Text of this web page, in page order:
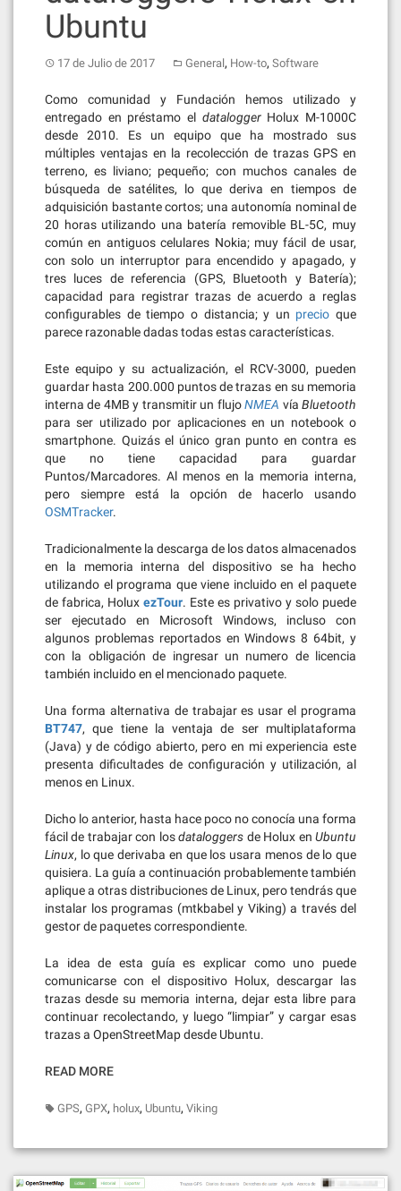
Ubuntu
17 de Julio de 2017 General, How-to, Software
Como comunidad y Fundación hemos utilizado y
entregado en préstamo el dataloggerHolux M-1000C
desde 2010. Es un equipo que ha mostrado sus
múltiples ventajas en la recolección de trazas GPS en
terreno, es liviano; pequeño; con muchos canales de
búsqueda de satélites, lo que deriva en tiempos de
adquisición bastante cortos; una autonomía nominal de
20 horas utilizando una batería removible BL-5C, muy
común en antiguos celulares Nokia; muy fácil de usar,
con solo un interruptor para encendido y apagado, y
tres luces de referencia (GPS, Bluetooth y Batería);
capacidad para registrar trazas de acuerdo a reglas
configurables de tiempo o distancia; y un precio que
parece razonable dadas todas estas características.
Este equipo y su actualización, el RCV-3000, pueden
guardar hasta 200.000 puntos de trazas en su memoria
interna de 4MB y transmitir un flujoNMEA víaBluetooth
para ser utilizado por aplicaciones en un notebook o
smartphone. Quizás el único gran punto en contra es
que no tiene capacidad para guardar
Puntos/Marcadores. Al menos en la memoria interna,
pero siempre está la opción de hacerlo usando
OSMTracker.
Tradicionalmente la descarga de los datos almacenados
en la memoria interna del dispositivo se ha hecho
utilizando el programa que viene incluido en el paquete
de fabrica, Holux ezTour. Este es privativo y solo puede
ser ejecutado en Microsoft Windows, incluso con
algunos problemas reportados en Windows 8 64bit, y
con la obligación de ingresar un numero de licencia
también incluido en el mencionado paquete.
Una forma alternativa de trabajar es usar el programa
BT747, que tiene la ventaja de ser multiplataforma
(Java) y de código abierto, pero en mi experiencia este
presenta dificultades de configuración y utilización, al
menos en Linux.
Dicho lo anterior, hasta hace poco no conocía una forma
fácil de trabajar con losdataloggers de Holux enUbuntu
Linux, lo que derivaba en que los usara menos de lo que
quisiera. La guía a continuación probablemente también
aplique a otras distribuciones de Linux, pero tendrás que
instalar los programas (mtkbabel y Viking) a través del
gestor de paquetes correspondiente.
La idea de esta guía es explicar como uno puede
comunicarse con el dispositivo Holux, descargar las
trazas desde su memoria interna, dejar esta libre para
continuar recolectando, y luego “limpiar” y cargar esas
trazas a OpenStreetMap desde Ubuntu.
READ MORE
GPS, GPX, holux, Ubuntu, Viking